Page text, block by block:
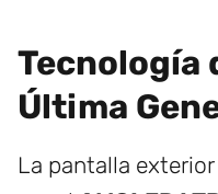
Tecnología
Última
La pantalla